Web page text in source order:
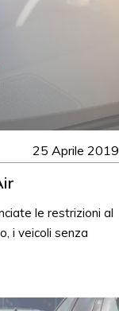
25 Aprile 2019
le restrizioni al
i veicoli senza